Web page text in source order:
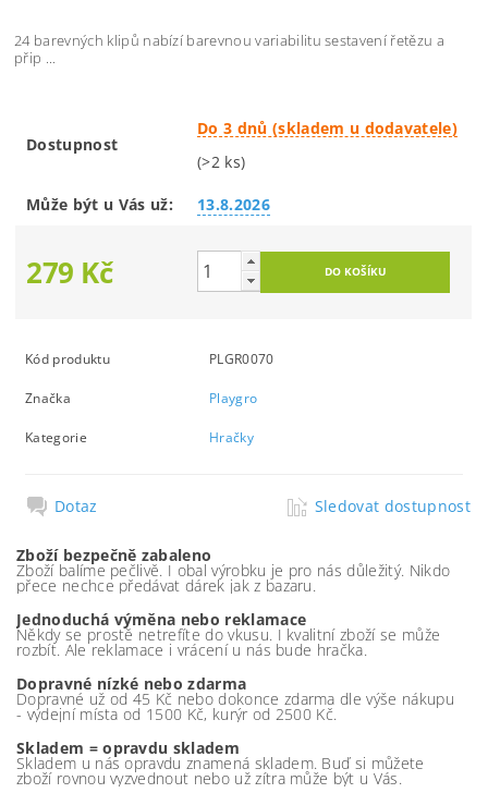
24 barevných klipů nabízí barevnou variabilitu sestavení řetězu a
přip ...
Dostupnost
Do 3 dnů (skladem u dodavatele)
(>2 ks)
Může být u Vás už: 13.8.2026
279 Kč
Kód produktu PLGR0070
Značka Playgro
Kategorie Hračky
Dotaz Sledovat dostupnost
Zboží bezpečně zabaleno
Zboží balíme pečlivě. I obal výrobku je pro nás důležitý. Nikdo
přece nechce předávat dárek jak z bazaru.
Jednoduchá výměna nebo reklamace
Někdy se prostě netrefíte do vkusu. I kvalitní zboží se může
rozbít. Ale reklamace i vrácení u nás bude hračka.
Dopravné nízké nebo zdarma
Dopravné už od 45 Kč nebo dokonce zdarma dle výše nákupu
- výdejní místa od 1500 Kč, kurýr od 2500 Kč.
Skladem = opravdu skladem
Skladem u nás opravdu znamená skladem. Buď si můžete
zboží rovnou vyzvednout nebo už zítra může být u Vás.